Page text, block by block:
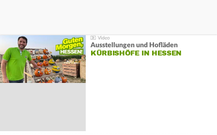
Ausstellungen und Hofläden
KÜRBISHÖFE IN HESSEN